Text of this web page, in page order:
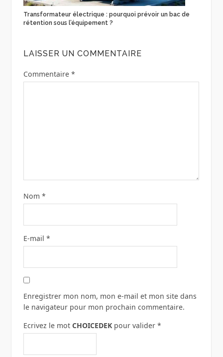
Transformateur électrique : pourquoi prévoir un bac de
rétention sous l’équipement ?
LAISSER UN COMMENTAIRE
Commentaire *
Nom *
E-mail *
Enregistrer mon nom, mon e-mail et mon site dans
le navigateur pour mon prochain commentaire.
Ecrivez le mot CHOICEDEKpour valider *